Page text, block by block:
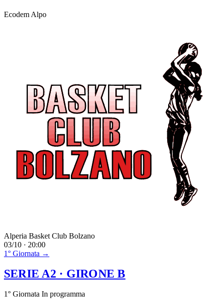
Ecodem Alpo
Alperia Basket Club Bolzano
03/10 · 20:00
1° Giornata →
SERIE A2 · GIRONE B
1° Giornata In programma